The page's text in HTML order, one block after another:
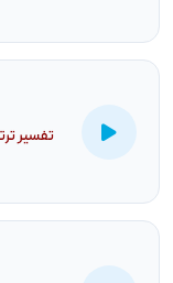
تفسیر